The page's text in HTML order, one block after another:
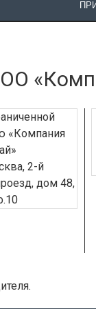
2-й
дом 48,